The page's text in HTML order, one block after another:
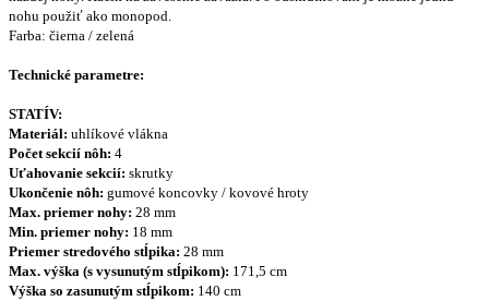
nohu použiť ako monopod.
Farba: čierna / zelená
Technické parametre:
STATÍV:
Materiál: uhlíkové vlákna
Počet sekcií nôh: 4
Uťahovanie sekcií: skrutky
Ukončenie nôh: gumové koncovky / kovové hroty
Max. priemer nohy: 28 mm
Min. priemer nohy: 18 mm
Priemer stredového stĺpika: 28 mm
Max. výška (s vysunutým stĺpikom): 171,5 cm
Výška so zasunutým stĺpikom: 140 cm